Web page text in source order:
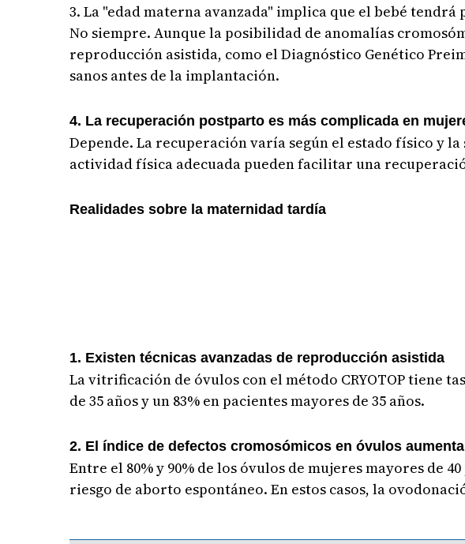
3. La "edad materna avanzada" implica que el bebé tendrá
No siempre. Aunque la posibilidad de anomalías
reproducción asistida, como el Diagnóstico Genético
sanos antes de la implantación.
4. La recuperación postparto es más complicada en
Depende. La recuperación varía según el estado físico y
actividad física adecuada pueden facilitar una
Realidades sobre la maternidad tardía
1. Existen técnicas avanzadas de reproducción asistida
La vitrificación de óvulos con el método CRYOTOP tiene
de 35 años y un 83% en pacientes mayores de 35 años.
2. El índice de defectos cromosómicos en óvulos
Entre el 80% y 90% de los óvulos de mujeres mayores de
riesgo de aborto espontáneo. En estos casos, la